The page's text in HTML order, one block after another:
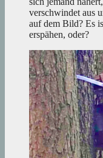
verschwindet aus
auf dem Bild? Es
erspähen, oder?